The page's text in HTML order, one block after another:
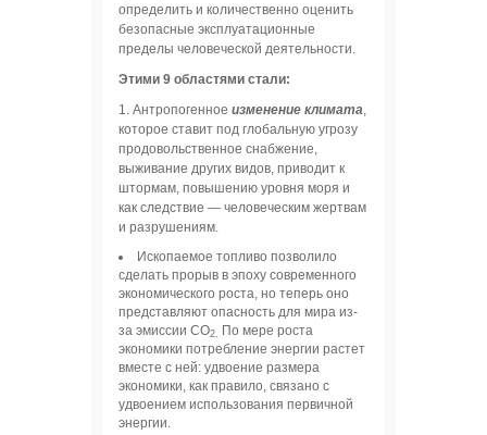
определить и количественно оценить
безопасные эксплуатационные
пределы человеческой деятельности.
Этими 9 областями стали:
1. Антропогенное изменение климата,
которое ставит под глобальную угрозу
продовольственное снабжение,
выживание других видов, приводит к
штормам, повышению уровня моря и
как следствие — человеческим жертвам
и разрушениям.
Ископаемое топливо позволило
сделать прорыв в эпоху современного
экономического роста, но теперь оно
представляют опасность для мира из-
за эмиссии СО2. По мере роста
экономики потребление энергии растет
вместе с ней: удвоение размера
экономики, как правило, связано с
удвоением использования первичной
энергии.